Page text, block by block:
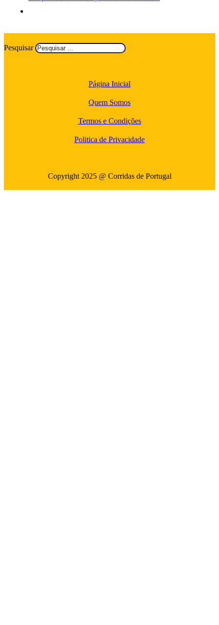
Pesquisar
Página Inicial
Quem Somos
Termos e Condições
Politica de Privacidade
Copyright 2025 @ Corridas de Portugal